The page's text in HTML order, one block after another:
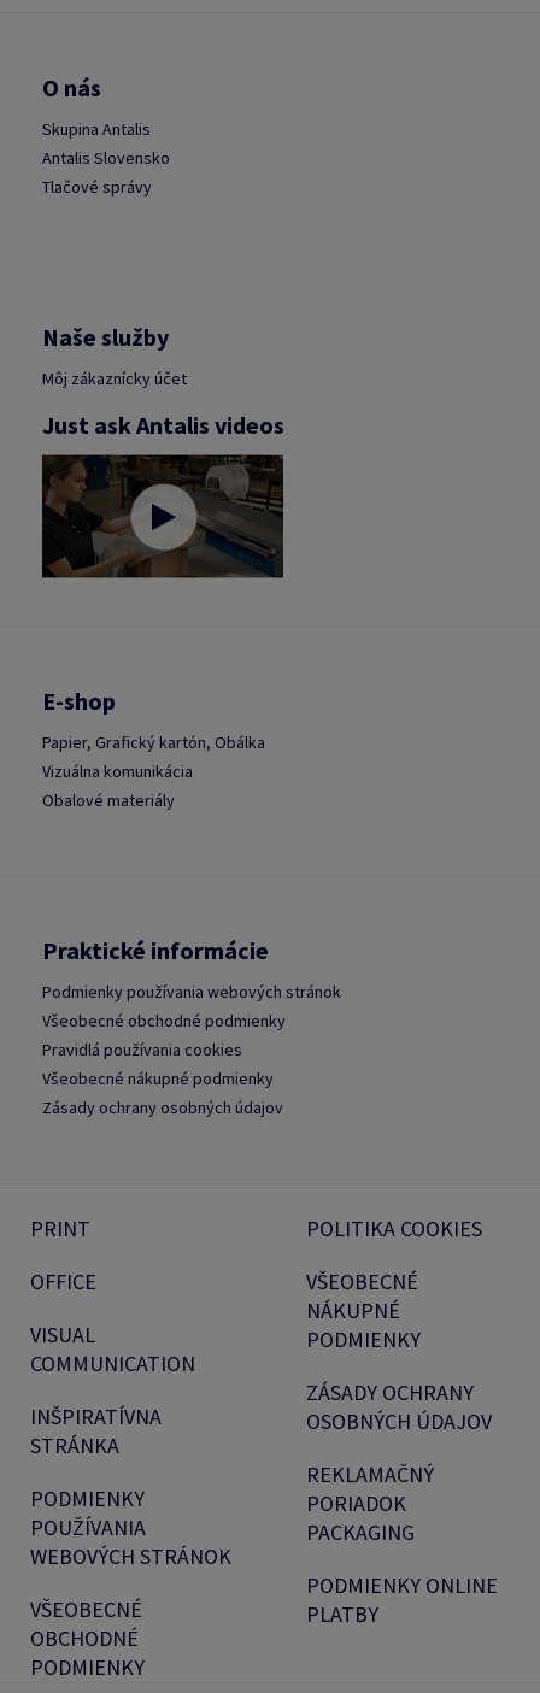
O nás
Skupina Antalis
Antalis Slovensko
Tlačové správy
Naše služby
Môj zákaznícky účet
Just ask Antalis videos
E-shop
Papier, Grafický kartón, Obálka
Vizuálna komunikácia
Obalové materiály
Praktické informácie
Podmienky používania webových stránok
Všeobecné obchodné podmienky
Pravidlá používania cookies
Všeobecné nákupné podmienky
Zásady ochrany osobných údajov
PRINT
OFFICE
VISUAL
COMMUNICATION
INŠPIRATÍVNA
STRÁNKA
PODMIENKY
POUŽÍVANIA
WEBOVÝCH STRÁNOK
VŠEOBECNÉ
OBCHODNÉ
PODMIENKY
POLITIKA COOKIES
VŠEOBECNÉ
NÁKUPNÉ
PODMIENKY
ZÁSADY OCHRANY
OSOBNÝCH ÚDAJOV
REKLAMAČNÝ
PORIADOK
PACKAGING
PODMIENKY ONLINE
PLATBY